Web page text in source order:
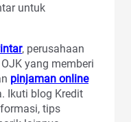
untuk
, perusahaan
yang memberi
pinjaman online
Ikuti blog Kredit
tips